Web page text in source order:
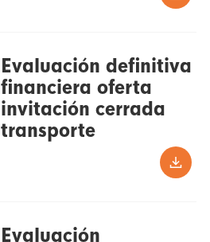
Evaluación definitiva
financiera oferta
invitación cerrada
transporte
Evaluación